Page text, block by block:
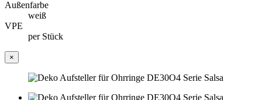
Außenfarbe
weiß
VPE
per Stück
×